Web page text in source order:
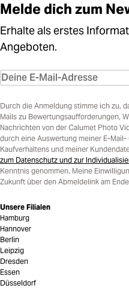
Melde dich zum
Erhalte als erstes
Angeboten.
Durch die Anmeldung stimme ich zu,
Mails zu Bewertungsaufforderungen,
Nachrichten von der Calumet Photo
durch eine Auswertung meiner E-
Kaufverhaltens und meiner
zum Datenschutz und zur
Kenntnis genommen. Meine
Zukunft über den Abmeldelink am
Unsere Filialen
Hamburg
Hannover
Berlin
Leipzig
Dresden
Essen
Düsseldorf